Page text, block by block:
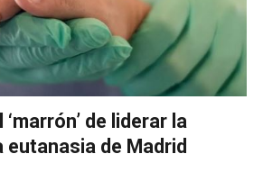
de liderar la
eutanasia de Madrid